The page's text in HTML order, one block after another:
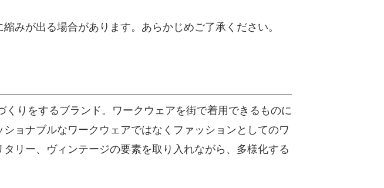
みが出る場合があります。あらかじめご了承ください。
りをするブランド。ワークウェアを街で着用できるものに
ョナブルなワークウェアではなくファッションとしてのワ
リー、ヴィンテージの要素を取り入れながら、多様化する